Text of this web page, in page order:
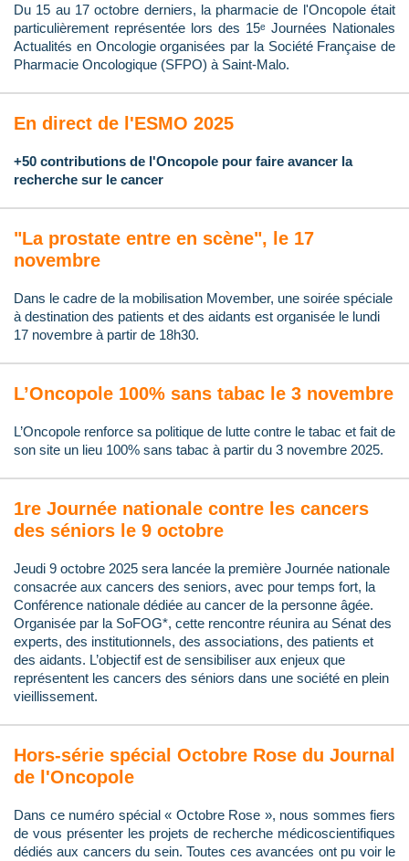
Du 15 au 17 octobre derniers, la pharmacie de l'Oncopole était
particulièrement représentée lors des 15ᵉ Journées Nationales
Actualités en Oncologie organisées par la Société Française de
Pharmacie Oncologique (SFPO) à Saint-Malo.
En direct de l'ESMO 2025
+50 contributions de l'Oncopole pour faire avancer la
recherche sur le cancer
"La prostate entre en scène", le 17
novembre
Dans le cadre de la mobilisation Movember, une soirée spéciale
à destination des patients et des aidants est organisée le lundi
17 novembre à partir de 18h30.
L’Oncopole 100% sans tabac le 3 novembre
L’Oncopole renforce sa politique de lutte contre le tabac et fait de
son site un lieu 100% sans tabac à partir du 3 novembre 2025.
1re Journée nationale contre les cancers
des séniors le 9 octobre
Jeudi 9 octobre 2025 sera lancée la première Journée nationale
consacrée aux cancers des seniors, avec pour temps fort, la
Conférence nationale dédiée au cancer de la personne âgée.
Organisée par la SoFOG*, cette rencontre réunira au Sénat des
experts, des institutionnels, des associations, des patients et
des aidants. L’objectif est de sensibiliser aux enjeux que
représentent les cancers des séniors dans une société en plein
vieillissement.
Hors-série spécial Octobre Rose du Journal
de l'Oncopole
Dans ce numéro spécial « Octobre Rose », nous sommes fiers
de vous présenter les projets de recherche médicoscientifiques
dédiés aux cancers du sein. Toutes ces avancées ont pu voir le